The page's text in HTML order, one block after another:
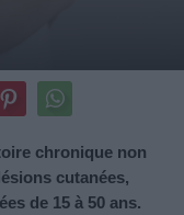
chronique non
cutanées,
de 15 à 50 ans.